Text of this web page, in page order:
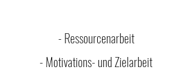
- Ressourcenarbeit
- Motivations- und Zielarbeit